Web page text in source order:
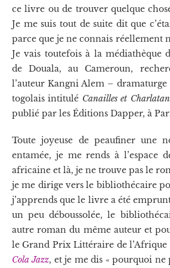
ce livre ou de trouver quelque
Je me suis tout de suite dit que
parce que je ne connais réellement
Je vais toutefois à la médiathèque
de Douala, au Cameroun,
l’auteur Kangni Alem – dramaturge
togolais intitulé Canailles et
publié par les Éditions Dapper, à
Toute joyeuse de peaufiner une
entamée, je me rends à l’espace
africaine et là, je ne trouve pas le
je me dirige vers le bibliothécaire
j’apprends que le livre a été
un peu déboussolée, le
autre roman du même auteur et
le Grand Prix Littéraire de
Cola Jazz, et je me dis « pourquoi